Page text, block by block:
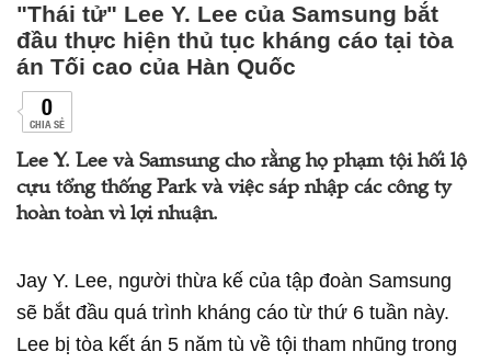
"Thái tử" Lee Y. Lee của Samsung bắt
đầu thực hiện thủ tục kháng cáo tại tòa
án Tối cao của Hàn Quốc
0
CHIA SẺ
Lee Y. Lee và Samsung cho rằng họ phạm tội hối lộ
cựu tổng thống Park và việc sáp nhập các công ty
hoàn toàn vì lợi nhuận.
Jay Y. Lee, người thừa kế của tập đoàn Samsung
sẽ bắt đầu quá trình kháng cáo từ thứ 6 tuần này.
Lee bị tòa kết án 5 năm tù về tội tham nhũng trong